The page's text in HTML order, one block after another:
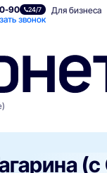
90 24/7
звонок
Для бизнеса